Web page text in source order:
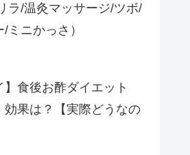
ラ/温灸マッサージ/ツボ/
ミニかっさ）
】食後お酢ダイエット
効果は？【実際どうなの